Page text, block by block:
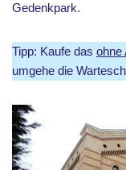
Gedenkpark.
Tipp: Kaufe das ohne
umgehe die